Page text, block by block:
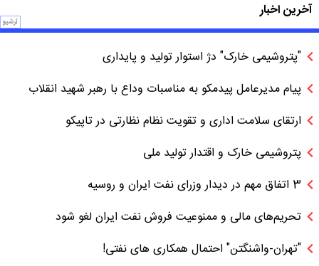
آخرین اخبار
آرشیو
"پتروشیمی خارک" دژ استوار تولید و پایداری
پیام مدیرعامل پیدمکو به مناسبات وداع با رهبر شهید انقلاب
ارتقای سلامت اداری و تقویت نظام نظارتی در تاپیکو
پتروشیمی خارک و اقتدار تولید ملی
3 اتفاق مهم در دیدار وزرای نفت ایران و روسیه
تحریم‌های مالی و ممنوعیت فروش نفت ایران لغو شود
"تهران-واشنگتن" احتمال همکاری های نفتی!